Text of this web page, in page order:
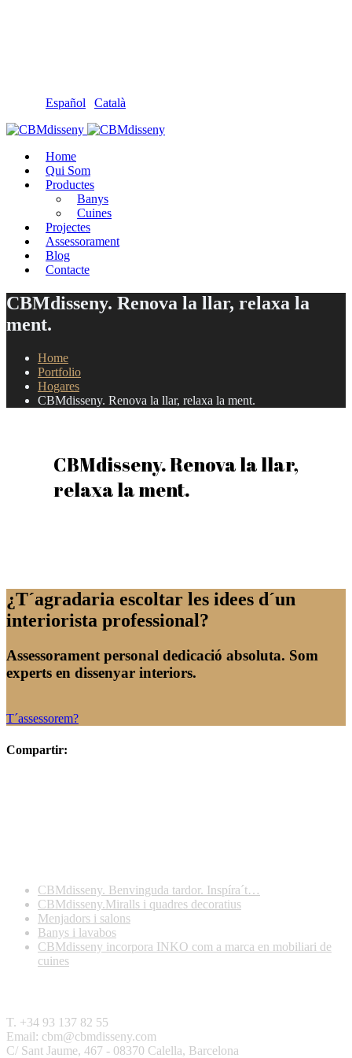
Español Català
Home
Qui Som
Productes
Banys
Cuines
Projectes
Assessorament
Blog
Contacte
CBMdisseny. Renova la llar, relaxa la
ment.
Home
Portfolio
Hogares
CBMdisseny. Renova la llar, relaxa la ment.
CBMdisseny. Renova la llar,
relaxa la ment.
¿T´agradaria escoltar les idees d´un
interiorista professional?
Assessorament personal dedicació absoluta. Som
experts en dissenyar interiors.
T´assessorem?
Compartir:
CBMdisseny. Benvinguda tardor. Inspíra´t…
CBMdisseny.Miralls i quadres decoratius
Menjadors i salons
Banys i lavabos
CBMdisseny incorpora INKO com a marca en mobiliari de
cuines
T. +34 93 137 82 55
Email: cbm@cbmdisseny.com
C/ Sant Jaume, 467 - 08370 Calella, Barcelona